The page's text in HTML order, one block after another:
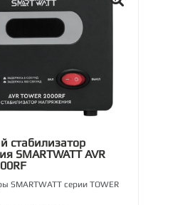
стабилизатор
SMARTWATT AVR
SMARTWATT серии TOWER